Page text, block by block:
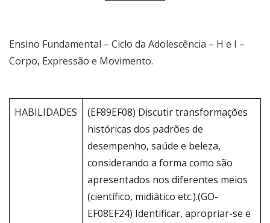
Ensino Fundamental – Ciclo da Adolescência – H e I –
Corpo, Expressão e Movimento.
HABILIDADES
(EF89EF08) Discutir transformações
históricas dos padrões de
desempenho, saúde e beleza,
considerando a forma como são
apresentados nos diferentes meios
(científico, midiático etc.).(GO-
EF08EF24) Identificar, apropriar-se e